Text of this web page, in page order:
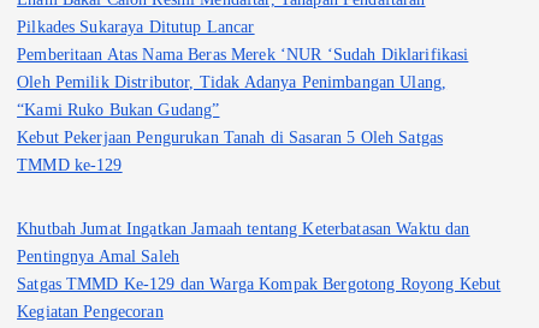
Pilkades Sukaraya Ditutup Lancar
Pemberitaan Atas Nama Beras Merek ‘NUR ‘Sudah Diklarifikasi
Oleh Pemilik Distributor, Tidak Adanya Penimbangan Ulang,
“Kami Ruko Bukan Gudang”
Kebut Pekerjaan Pengurukan Tanah di Sasaran 5 Oleh Satgas
TMMD ke-129
Khutbah Jumat Ingatkan Jamaah tentang Keterbatasan Waktu dan
Pentingnya Amal Saleh
Satgas TMMD Ke-129 dan Warga Kompak Bergotong Royong Kebut
Kegiatan Pengecoran